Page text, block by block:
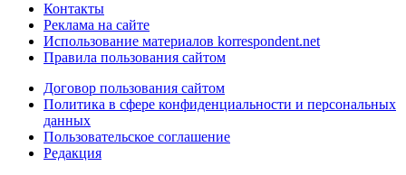
Контакты
Реклама на сайте
Использование материалов korrespondent.net
Правила пользования сайтом
Договор пользования сайтом
Политика в сфере конфиденциальности и персональных
данных
Пользовательское соглашение
Редакция